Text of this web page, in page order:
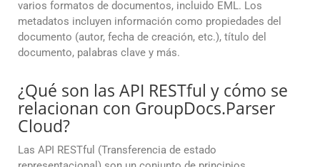
varios formatos de documentos, incluido EML. Los
metadatos incluyen información como propiedades del
documento (autor, fecha de creación, etc.), título del
documento, palabras clave y más.
¿Qué son las API RESTful y cómo se
relacionan con GroupDocs.Parser
Cloud?
Las API RESTful (Transferencia de estado